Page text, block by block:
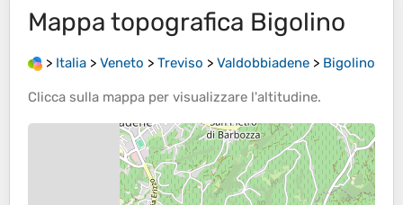
Mappa topografica Bigolino
> Italia > Veneto > Treviso > Valdobbiadene > Bigolino
Clicca sulla mappa per visualizzare l'altitudine.